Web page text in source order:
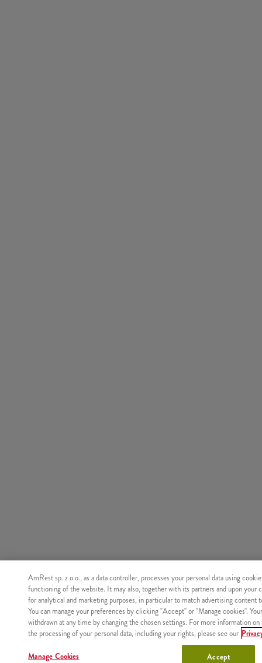
Nie znaleziono produktu o podanym identyfikatorze.
AmRest sp. z o.o., as a data controller, processes your personal data using
functioning of the website. It may also, together with its partners and upon your
for analytical and marketing purposes, in particular to match advertising content
You can manage your preferences by clicking "Accept" or "Manage cookies".
withdrawn at any time by changing the chosen settings. For more information
the processing of your personal data, including your rights, please see our
Manage Cookies Accept